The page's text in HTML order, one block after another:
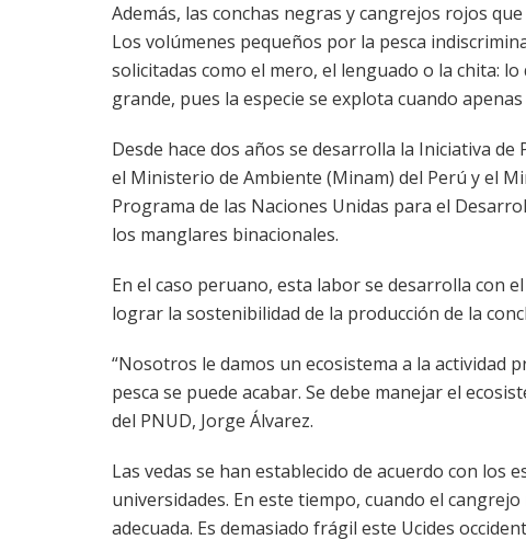
Además, las conchas negras y cangrejos rojos
Los volúmenes pequeños por la pesca
solicitadas como el mero, el lenguado o la chita:
grande, pues la especie se explota cuando
Desde hace dos años se desarrolla la Iniciativa
el Ministerio de Ambiente (Minam) del Perú y el
Programa de las Naciones Unidas para el
los manglares binacionales.
En el caso peruano, esta labor se desarrolla con
lograr la sostenibilidad de la producción de la
“Nosotros le damos un ecosistema a la actividad
pesca se puede acabar. Se debe manejar el
del PNUD, Jorge Álvarez.
Las vedas se han establecido de acuerdo con los
universidades. En este tiempo, cuando el
adecuada. Es demasiado frágil este Ucides